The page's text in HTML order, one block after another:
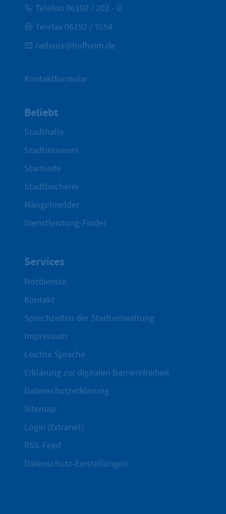
Telefon 06192 / 202 - 0
Telefax 06192 / 7654
rathaus@hofheim.de
Kontaktformular
Beliebt
Stadthalle
Stadtmuseum
Startseite
Stadtbücherei
Mängelmelder
Dienstleistung-Finder
Services
Notdienste
Kontakt
Sprechzeiten der Stadtverwaltung
Impressum
Leichte Sprache
Erklärung zur digitalen Barrierefreiheit
Datenschutzerklärung
Sitemap
Login (Extranet)
RSS-Feed
Datenschutz-Einstellungen